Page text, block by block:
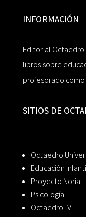
INFORMACIÓN
Editorial Octaedro
libros sobre
profesorado
SITIOS DE
Octaedro
Educación
Proyecto Noria
Psicología
OctaedroTV